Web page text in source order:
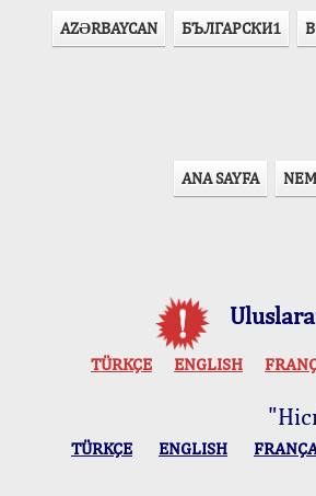
AZӘRBAYCAN БЪЛГАРСКИ1
ANA SAYFA
TÜRKÇE ENGLISH
TÜRKÇE ENGLISH